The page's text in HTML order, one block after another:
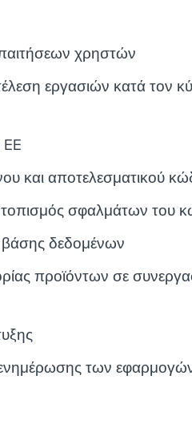
χρηστών
εργασιών κατά τον
και αποτελεσματικού
σφαλμάτων του
βάσης δεδομένων
προϊόντων σε
των